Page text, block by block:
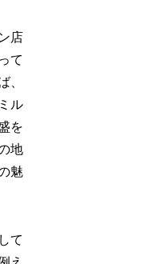
店
て
、
ル
を
地
魅
て